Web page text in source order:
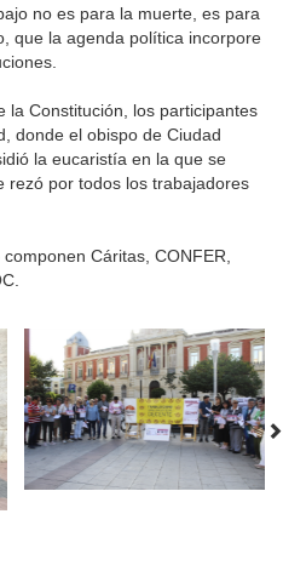
no es para la muerte, es para
que la agenda política incorpore
la Constitución, los participantes
donde el obispo de Ciudad
la eucaristía en la que se
rezó por todos los trabajadores
Cáritas, CONFER,